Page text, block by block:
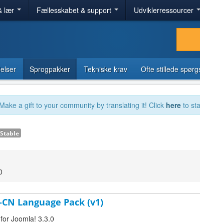
lær Fællesskabet & support Udviklerressourcer
Sprogpakker Tekniske krav Ofte stillede
a gift to your community by translating it! Click here to
Stable
Language Pack (v1)
Joomla! 3.3.0